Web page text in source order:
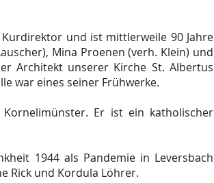
und ist mittlerweile 90 Jahre
Mina Proenen (verh. Klein) und
Architekt unserer Kirche St. Albertus
war eines seiner Frühwerke.
Er ist ein katholischer
1944 als Pandemie in Leversbach
Rick und Kordula Löhrer.